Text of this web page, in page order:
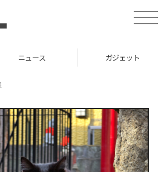
toggle
ニュース ガジェット